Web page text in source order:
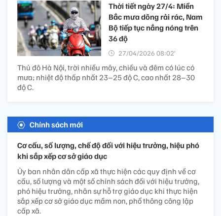
Thời tiết ngày 27/4: Miền
Bắc mưa dông rải rác, Nam
Bộ tiếp tục nắng nóng trên
36 độ
27/04/2026 08:02’
Thủ đô Hà Nội, trời nhiều mây, chiều và đêm có lúc có
mưa; nhiệt độ thấp nhất 23–25 độ C, cao nhất 28–30
độ C.
Chính sách mới
Cơ cấu, số lượng, chế độ đối với hiệu trưởng, hiệu phó
khi sắp xếp cơ sở giáo dục
Ủy ban nhân dân cấp xã thực hiện các quy định về cơ
cấu, số lượng và một số chính sách đối với hiệu trưởng,
phó hiệu trưởng, nhân sự hỗ trợ giáo dục khi thực hiện
sắp xếp cơ sở giáo dục mầm non, phổ thông công lập
cấp xã.